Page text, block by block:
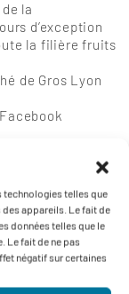
technologies telles que
appareils. Le fait de
données telles que le
Le fait de ne pas
négatif sur certaines
la
d’exception
la filière fruits
de Gros Lyon